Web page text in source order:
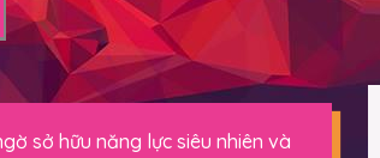
sở hữu năng lực siêu nhiên và